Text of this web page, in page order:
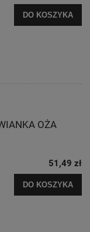
DO KOSZYKA
OŻA
51,49 zł
DO KOSZYKA